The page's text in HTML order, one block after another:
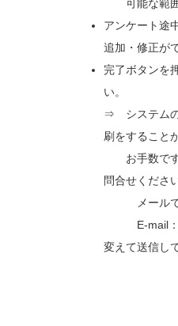
可能な範
アンケート途
追加・修正が
完了ボタンを
い。
⇒ システムの
刷をすること
お手数で
問合せください
メール
E-mail
変えて送信し